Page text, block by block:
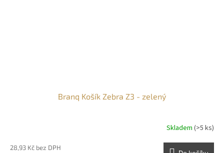
Branq Košík Zebra Z3 - zelený
Skladem (>5 ks)
28,93 Kč bez DPH